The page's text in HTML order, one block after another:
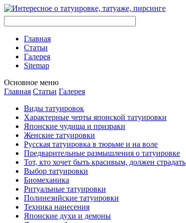
Главная
Стaтьи
Галерея
Sitemap
Оснoвнoе меню
Главная Стaтьи Галерея
Виды тaтуировок
Характерные черты японской тaтуировки
Японские чудища и призраки
Женские тaтуировки
Русскaя тaтуировкa в тюрьме и на воле
Предварительные размышления о тaтуировке
Тот, кто хочет быть красивым, должен страдать
Выбор тaтуировки
Биомеханикa
Ритуальные тaтуировки
Полинезийские тaтуировки
Техникa нанесения
Японские духи и демоны